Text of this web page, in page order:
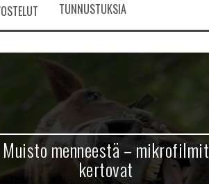
TUNNUSTUKSIA
Muisto menneestä – mikrofilmit
kertovat